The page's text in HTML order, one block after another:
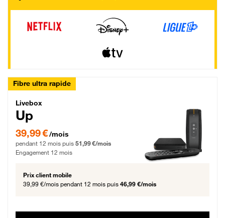
Fibre ultra rapide
Livebox Up Fibre
Livebox
Up
39,99 € par mois pendant 12 mois puis 51,99 € par mois, Engagement 12 mois
39,99 €/mois
pendant 12 mois puis 51,99 €/mois
Engagement 12 mois
Prix client mobile
39,99 €/mois pendant 12 mois puis 46,99 €/mois